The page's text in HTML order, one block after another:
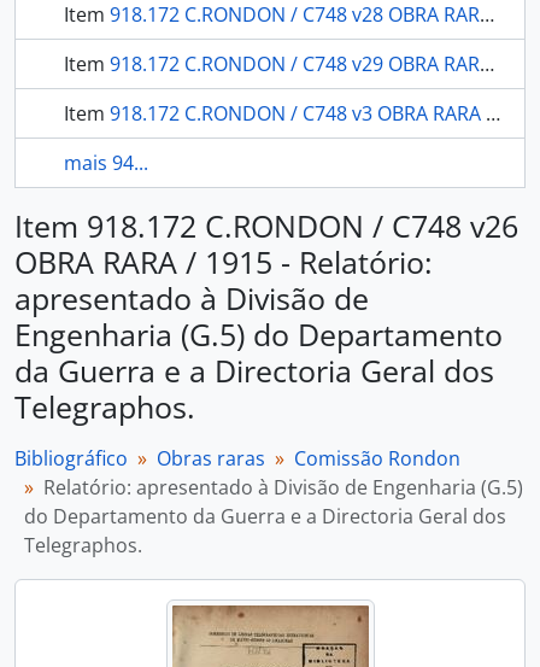
Item 918.172 C.RONDON / C748 v28 OBRA RARA / 1916 - Relatórios dos trabalhos de Botânica e viagens executados durante os anos de 1908 e 1909
Item 918.172 C.RONDON / C748 v29 OBRA RARA / 1916 - Exploração do rio Iquê (1912-1913) relatório
Item 918.172 C.RONDON / C748 v3 OBRA RARA / 19-- - Serviço Astronomico Relatório: Ajudante da expedição 1. tne. João Salustiano de Lyra.
mais 94...
Item 918.172 C.RONDON / C748 v26
OBRA RARA / 1915 - Relatório:
apresentado à Divisão de
Engenharia (G.5) do Departamento
da Guerra e a Directoria Geral dos
Telegraphos.
Bibliográfico Obras raras
Comissão Rondon
Relatório: apresentado à Divisão de Engenharia (G.5)
do Departamento da Guerra e a Directoria Geral dos
Telegraphos.